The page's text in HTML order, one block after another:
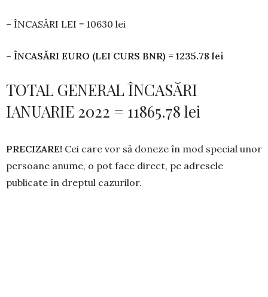
– ÎNCASĂRI LEI = 10630 lei
– ÎNCASĂRI EURO (LEI CURS BNR) = 1235.78 lei
TOTAL GENERAL ÎNCASĂRI
IANUARIE 2022 = 11865.78 lei
PRECIZARE! Cei care vor să doneze în mod spe­cial unor
persoane anume, o pot face direct, pe adre­se­le
publicate în dreptul cazurilor.